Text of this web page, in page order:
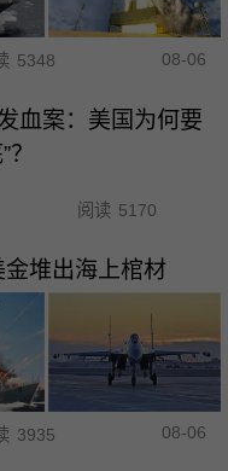
5348 08-06
血案：美国为何要
阅读 5170
金堆出海上棺材
3935 08-06